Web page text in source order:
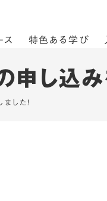
ス 特色ある学び
し込み
した！